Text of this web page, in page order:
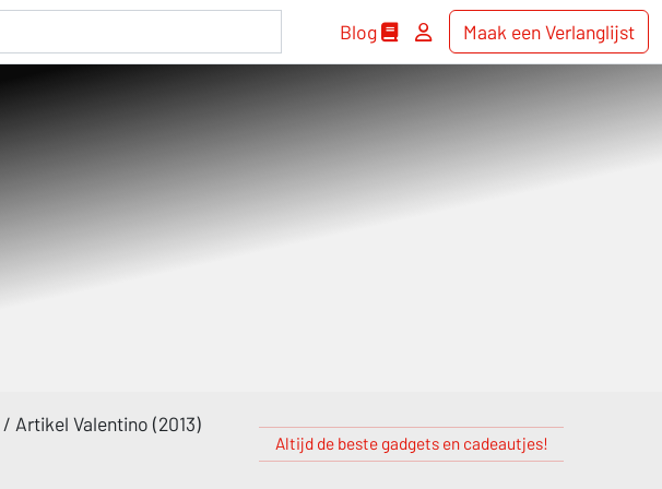
Blog Maak een Verlanglijst
/ Artikel Valentino (2013)
Altijd de beste gadgets en cadeautjes!